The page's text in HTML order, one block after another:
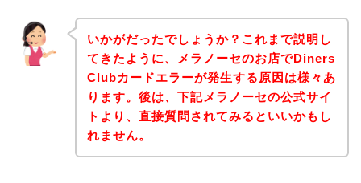
いかがだったでしょうか？これまで説明し
てきたように、メラノーセのお店でDiners
Clubカードエラーが発生する原因は様々あ
ります。後は、下記メラノーセの公式サイ
トより、直接質問されてみるといいかもし
れません。